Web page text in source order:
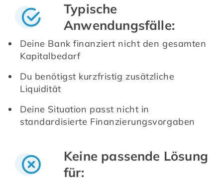
Typische
Anwendungsfälle:
Deine Bank finanziert nicht den gesamten
Kapitalbedarf
Du benötigst kurzfristig zusätzliche
Liquidität
Deine Situation passt nicht in
standardisierte Finanzierungsvorgaben
Keine passende Lösung
für: